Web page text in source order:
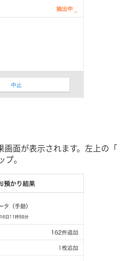
画面が表示されます。左上の「
。